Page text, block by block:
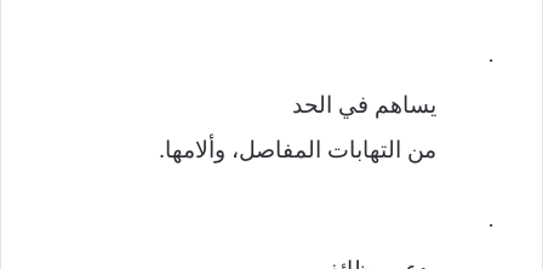
·
يساهم في الحد
من التهابات المفاصل، وألامها.
·